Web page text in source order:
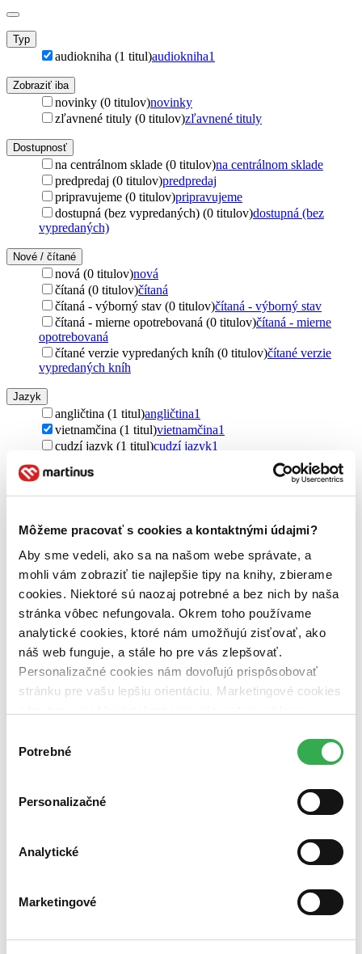
Môžeme pracovať s cookies a kontaktnými údajmi?
Aby sme vedeli, ako sa na našom webe správate, a
mohli vám zobraziť tie najlepšie tipy na knihy, zbierame
cookies. Niektoré sú naozaj potrebné a bez nich by naša
stránka vôbec nefungovala. Okrem toho používame
analytické cookies, ktoré nám umožňujú zisťovať, ako
náš web funguje, a stále ho pre vás zlepšovať.
Personalizačné cookies nám dovoľujú prispôsobovať
stránku pre vašu lepšiu orientáciu. Marketingové cookies
nám pomohlo, keby sme mohli používať všetky tieto
súhlasu
Potrebné
Personalizačné
Analytické
Marketingové
Typ
audiokniha (1 titul)audiokniha1
Zobraziť iba
novinky (0 titulov)novinky
zľavnené tituly (0 titulov)zľavnené tituly
Dostupnosť
na centrálnom sklade (0 titulov)na centrálnom sklade
predpredaj (0 titulov)predpredaj
pripravujeme (0 titulov)pripravujeme
dostupná (bez vypredaných) (0 titulov)dostupná (bez
vypredaných)
Nové / čítané
nová (0 titulov)nová
čítaná (0 titulov)čítaná
čítaná - výborný stav (0 titulov)čítaná - výborný stav
čítaná - mierne opotrebovaná (0 titulov)čítaná - mierne
opotrebovaná
čítané verzie vypredaných kníh (0 titulov)čítané verzie
vypredaných kníh
Jazyk
angličtina (1 titul)angličtina1
vietnamčina (1 titul)vietnamčina1
cudzí jazyk (1 titul)cudzí jazyk1
Vydavateľstvo
Audiokniha: CD (1 titul)Audiokniha: CD1
Zoradiť
Bestsellery
Top hodnotené
Najvyššia zľava
Zrušiť filtre